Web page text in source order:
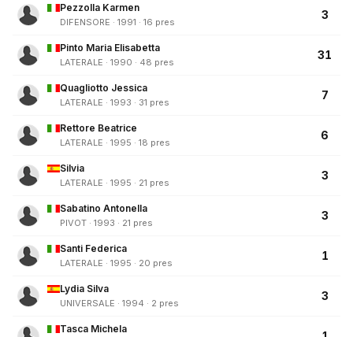
Pezzolla Karmen
DIFENSORE · 1991 · 16 pres
3
Pinto Maria Elisabetta
LATERALE · 1990 · 48 pres
31
Quagliotto Jessica
LATERALE · 1993 · 31 pres
7
Rettore Beatrice
LATERALE · 1995 · 18 pres
6
Silvia
LATERALE · 1995 · 21 pres
3
Sabatino Antonella
PIVOT · 1993 · 21 pres
3
Santi Federica
LATERALE · 1995 · 20 pres
1
Lydia Silva
UNIVERSALE · 1994 · 2 pres
3
Tasca Michela